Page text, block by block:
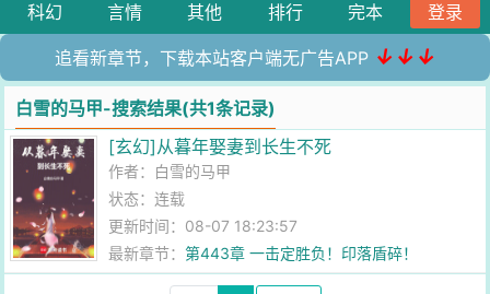
科幻
言情 其他 排行 完本 登录
追看新章节，下载本站客户端无广告APP ↓↓↓
白雪的马甲-搜索结果(共1条记录)
[玄幻]从暮年娶妻到长生不死
作者： 白雪的马甲
状态：连载
更新时间：08-07 18:23:57
最新章节：第443章 一击定胜负！印落盾碎！